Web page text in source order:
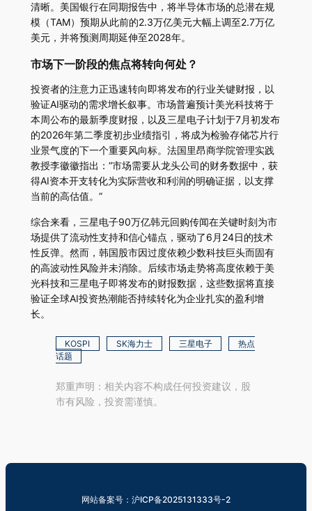
清晰。美国银行在同期报告中，将半导体市场的总潜在规
模（TAM）预期从此前的2.3万亿美元大幅上调至2.7万亿
美元，并将预测周期延伸至2028年。
市场下一阶段的焦点将转向何处？
投资者的注意力正迅速转向即将发布的行业关键财报，以
验证AI驱动的需求增长叙事。市场普遍预计美光科技将于
本周公布的最新季度财报，以及三星电子计划于7月初发布
的2026年第二季度初步业绩指引，将成为检验存储芯片行
业景气度的下一个重要风向标。法国里昂商学院管理实践
教授李徽徽指出：“市场需要从龙头公司的财务数据中，获
得AI资本开支转化为实际营收和利润的明确证据，以支撑
当前的高估值。”
综合来看，三星电子90万亿韩元回购传闻在关键时刻为市
场提供了流动性支持和信心锚点，驱动了6月24日的技术
性反弹。然而，韩国股市因过度依赖少数科技巨头而固有
的高波动性风险并未消除。后续市场走势将高度依赖于美
光科技和三星电子即将发布的财报数据，这些数据将直接
验证全球AI投资热潮能否持续转化为企业扎实的盈利增
长。
KOSPI SK海力士 三星电子
热点
话题
郑重声明：相关内容不构成任何投资建议，股
市有风险，投资需谨慎。
网站备案号：沪ICP备2025131333号-2